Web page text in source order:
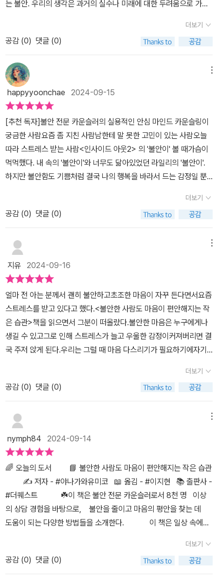
것. 그러니 불안이가 작동되는 것을 알아차리고 그 유형에 맞는 케어
를 해주면 과민하게 반응하는 '안쓰러운 불안이'를 진정시킬 수 있을
것이다.​​​상황에 맞게 꺼내 쓰는 습관자신감이 없어 생기는 불안, 사람
힘든 트라우마. 더불어 쉽게 즐거워지는 마음과 기분 좋은 내일을 위
한 처방까지. ​​우리가 살아가며 만날 수 있는 불안의 순간들을 지혜롭
게 넘길 수 있도록 돕는다. 처음부터 쭉 읽어도 좋지만, 자신에게 꼭
필요한 내용을 먼저 읽어도 무방하다. 당장 필요한 습관부터 실행해
보자.​​​쉽다, 간결하다, 재미있다.당신의 마음을 지켜주는 당신만의 방
법을 이 책을 통해서 발견할 수 있다면 불안 전문 카운슬러로서 더 큰
기쁨과 보람은 없을 것입니다.불안한 사람도 마음이 편해지는 작은
습관불안을 잠재우는 습관은 아주 쉽다. 간결하다. 귀여운 그림들이
수록되어 있어 눈에 쏙쏙 들어오고 재미있다. ​​사실 마음이 힘들고 몸
은 쉬운 설명으로 한눈에 쏙 쏙 들어와 가독성이 매우 높다. ​​습관은 바
로 사용해 볼 수 있을 정도로 쉬우니, 해볼까 말까 지체할 필요도 고민
할 필요도 없다.​​​나의 불안 다스리기과거와 미래, 노후···.답을 내놓기
어려운 일을 생각하면뭔가 얹힌 듯 가슴이 답답하고 막막해집니다.그
런 막연한 불안을말끔히 해소하는 법을 소개하겠습니다.불안한 사람
도 마음이 편해지는 작은 습관40대가 되면서 불안은 더 커져갔다. 나
의 노후, 아이의 미래, 가족의 앞날, 부모님의 노후까지. 일어나지도
않은 일과, 일어날 것 같은 일들 사이에서 매일 불안해했다. ​​아마 지금
내 또래라면 대부분 겪고 있는 불안일 것이다. 그만큼 책임져야 할 것
들이 많아졌다는 뜻이니까. ​​당신, 나와 같다면 현재와 지금에 집중해
보자. 저자는 불안한 과거나 미래로 향하지 않도록 오감을 활용하여
'지금, 여기'에 의식을 붙잡아 두라고 조언한다. ​예를 들어 식사를 하
수록 단 맛이 나는군. (미각) 이 커피의 향은 힐링이 돼. (후각) 등으로
세세하게 느끼며 그저 '지금 하고 있는 행위'에만 집중하라는 것이다. ​​
실제로 나는 밥을 먹으면서 끊임없는 생각을 뒤집었다 엎었다 한다.
밥을 먹을 때는 밥만 먹으라는 어른들의 말에 철학이 담겨있을 줄이
하게 소개한다. 자세한 내용이 궁금하다면 책을 통해 확인할 수 있길.​​​
좀 더 나은 내가 되길우리 인생의 반갑지 않은 동반자 불안. 하지만 어
찌 불안 없는 삶을 살아갈 수 있겠는가. 피할 수 없다면 즐기라지만,
즐길 깜냥은 안되고 잘 조절하고 달래 '얌전한 불안이'로 곁에 둬야지.
​​자주 불안해하는 사람은 마음이 나약한 사람이 아니라 좀 더 나은 내
가 되길 간절히 바라는 사람이라는 '작가 새벽 세시'님의 말을 소중히
가슴에 담아본다. ​​당신의 불안을 너무 미워하지 않길, 저자의 말처럼
내 안에 신호를 주는 불안이를 안아줄 수 있길 바란다. ​​더불어 불안한
사람들 모두 작은 습관 하나로 마음이 편안해지길 바라본다. 잘 읽었
는 불안. 우리의 생각은 과거의 실수나 미래에 대한 두려움으로 가득
쉽게 흔들리기도 하고요.《불안한 사람도 마음이 편안해지는 작은 습
관》은 온갖 불안을 해결하기 위해 일상에서 실천할 수 있는 아주 작은
습관들을 소개합니다.저자가 제시하는 방법은 거창하지 않습니다. 인
형을 꼭 안고 잠들거나, 거울을 가까이 두고 스스로에게 미소 짓는 것
같은 사소한 행동들입니다. 이처럼 간단한 행동이지만, 저자가 상담
한 수많은 사람들이 효과를 본 방법들이라고 합니다.저자는 '불안
이'라는 캐릭터를 소개합니다. 불안이는 없애야 할 존재가 아니라 나
를 지켜주는 기특하고 성실한 캐릭터입니다. 불안이의 역할을 인지하
는 것만으로도 불안의 알람 소리는 놀랄 정도로 사그라든다고 합니
다. 더불어 내가 느끼는 불안의 종류를 알면 적절하게 대처할 수 있습
니다.불안은 종종 자신감의 결여에서 시작됩니다. 스스로를 깎아내리
고 결점을 부각시키며 점점 더 불안에 빠지곤 합니다. 저자는 오히려
외면에 조금 더 애정을 쏟는 습관을 통해 내면의 긴장을 풀 수 있다고
설명합니다. 외적인 자신감은 결국 내적인 평화를 가져오며, 자신감
건네는 한 마디는 큰 힘이 됩니다. 자신의 가치를 다시 한 번 상기시키
고, 불안을 줄여 나갈 수 있습니다.습관 둘, 침대 위 인형의 힘을 믿어
보세요. 어릴 적 인형을 안고 잔 경험이 있다면, 그때의 평안함을 기억
해 보세요. 성인이 되어서도 인형을 꼭 껴안는 행동이 마음의 평안을
주는 데 큰 도움이 된다고 말합니다.타인의 평가나 말에 쉽게 흔들리
고, 불편한 자리에서 불안해하는 경우가 많습니다. 사람에 대한 불안
은 인간관계 속에서 자연스럽게 생겨날 수밖에 없지만, 저자는 이를
다루는 습관을 몇 가지 소개합니다.습관 셋, 거절을 못해 곤란을 겪는
맑으면 조깅을 하러 나간다'처럼 상황을 예측하고 '이 경우에는 이렇
게 말하자'는 식으로 미리 대비하는 방법입니다. 예를 들어 '일이 산더
미라 너무 바쁠 때 상대방이 부탁을 해오면 [지금 내가 그 일을 맡으
면 실수할 것 같아요]라고 말하고 거절한다' 식으로요. 이렇게 준비된
태도는 예상치 못한 순간에도 자신감을 줄 수 있습니다.습관 넷, 대화
의 어색함을 풀어주는 '마법의 말'을 사용하세요. 처음 만난 사람과의
어색한 대화는 불안을 증폭시킵니다. 하지만 간단한 마법의 말은 대
화의 흐름을 자연스럽게 만들어, 그 자리에 여유를 가져다줍니다.긴
급 상황에서 마음을 진정시키는 방법, 트라우마와 과거의 불안 극복
하는 법, 마음을 쉽게 즐겁게 만드는 습관, 내일을 더 사랑하게 만드는
습관까지 총 62가지 불안 해결 습관에 대한 이야기가 이어집니다.고
통스러운 기억을 다루는 '회전 워크'도 인상 깊었습니다. 아픈 기억을
하면서도, 그것에 휘둘리지 않고 편안한 마음을 유지할 수 있는 방법
입니다.<불안한 사람도 마음이 편안해지는 작은 습관>은 오늘의 불
안한 나를 넘어서 다가오는 내일을 기대하게 하는 습관을 알려줍니
더보기
공감 (0) 댓글 (0)
happyyoonchae 2024-09-15
[추천 독자]불안 전문 카운슬러의 실용적인 안심 마인드 카운슬링이
궁금한 사람요즘 좀 지친 사람남한테 말 못한 고민이 있는 사람오늘
따라 스트레스 받는 사람<인사이드 아웃2> 의 '불안이' 볼 때가슴이
먹먹했다. 내 속의 '불안이'와 너무도 닮아있었던 라일리의 '불안이'.
하지만 불안함도 기쁨처럼 결국 나의 행복을 바라서 드는 감정일 뿐
방법을 알면 된다.억지로 긍정적인 모습을 보일 필요도 없습니다. ~
'하지 못하는 나도 괜찮아!'라고 담담히 인정하는 순간 당신의 마음은
유연하면서도 강해집니다. (p47-48)<불안한 사람도 마음이 편안
해지는 작은 습관>은 사람이라면 누구나 느끼는 불안을 유연하게 다
려고 했는데, 심리학과 뇌과학 책을 접하며 억지로 강한 나를 유지하
는 것만큼 어리석은 일도 없다는 것을 깨달았다.불안이 강물에 떠내
려가는 모습을 떠올리자. (p210)어설프지만 요즘 명상을 하고 있다.
거창한 이유 때문은 아니고, 불안하고 답답한 감정을 자연스럽게 흘
려보내기 위해서다. 명상의 효과를 당장 보고 있는 건 아니지만 불안
해할 시간에 눈 감고 나쁜 생각과 기분을 강물에 떠내려보니 스트레
스 받을 일은 줄어들었다.<불안한 사람도 마음이 편안해지는 작은 습
관>은 일상에서 당장 실천 가능한 불안 다스리기가 담겨 있어서 좋았
다. 종종 너무 이론만 적힌 책을 읽다보면 '그래서 내 불안을 어쩌라는
싶다면 8천 명을 상담해 본 야나가와 유미코 작가의 책을 읽으며 나
만의 불안 다스리는 방법을 만들어도 좋을 듯하다.책만을 제공받아
솔직하게 작성한 글입니다.
더보기
공감 (0) 댓글 (0)
지유 2024-09-16
얼마 전 아는 분께서 괜히 불안하고초조한 마음이 자꾸 든다면서요즘
스트레스를 받고 있다고 했다.<불안한 사람도 마음이 편안해지는 작
은 습관>책을 읽으면서 그분이 떠올랐다.불안한 마음은 누구에게나
생길 수 있고그로 인해 스트레스가 늘고 우울한 감정이커져버리면 결
국 주저 앉게 된다.우리는 그럴 때 마음 다스리기가 필요하기에자기
서로다양한 불안을 세세하게 나누어대처법을 설명하고 있기에 도움
이 많이 된다.특히 오랜 기간 불안에 시달렸던저자 야나가와 유미코
가 겪었기에알려줄 수 있는 많은 것들을 담고 있다.일본의 공인 심리
사이자 불안 전문카운슬러인 그가 많은 사람들과 함께하며효과를 본
62가지 방법을 담았다.마음다스리기 책을 읽다 보면나도 모르게 힐
링이 되는 힐링 책이다.요즘은 많은 사람들이 공황장애나과민성 대장
증후군, 강박 등으로자신감을 많이 잃어가고 있다고 한다.나는 이 책
을 자신감 높이는 책으로많은 이들이 읽어보았으면 좋겠다.어쩌면 오
랫동안 나를 벼랑 끝으로 몰던초조감과 불안이 점점 사라지는 걸느낄
수 있는 자기 계발 책이다.불안한 사람도 마음이 편안해지는 작은 습
관이라는 책의 제목처럼 말이다.정말 거창한 것이 아닌데도 불안이
사라지고즐거움을 되찾을 수 있다는 건 대단하다.특히 목차를 보면서
내가 원하는 부분을먼저 찾아보는 것도 좋을 것 같다.불안 전문 카운
슬러가 전하는가장 효과 본 방법들을 접하면서우리의 불안도 떨쳐 버
더보기
공감 (0) 댓글 (0)
nymph84 2024-09-14
🌈 오늘의 도서⠀⠀⠀📘 불안한 사람도 마음이 편안해지는 작은 습관
⠀⠀⠀✍️ 저자 - #야나가와유미코⠀📖 옮김 - #이지현⠀📚 출판사 -
#더퀘스트⠀⠀⠀⠀☘️이 책은 불안 전문 카운슬러로서 8천 명⠀이상
의 상담 경험을 바탕으로, ⠀불안을 줄이고 마음의 평안을 찾는 데 ⠀
도움이 되는 다양한 방법들을 소개한다. ⠀⠀⠀⠀이 책은 일상 속에서
법을 제시한다. ⠀⠀⠀⠀이 책은 불안으로 힘들어하는 사람들에게 ⠀
큰 도움이 될 수 있는 실용적인 내용으로, ⠀따뜻한 상담과 과학적인
접근법이 결합되어 ⠀불안감을 줄이고 마음의 평안을 찾는 데 ⠀큰 도
더보기
공감 (0) 댓글 (0)